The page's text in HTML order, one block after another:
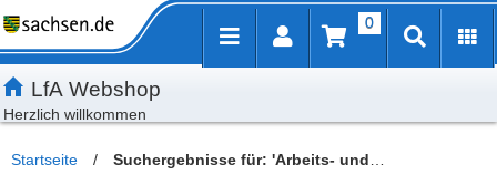
Inhalt
Kundenmenü
Artikelsuche
Servicemenü 0
LfA Webshop
Herzlich willkommen
Startseite /
Suchergebnisse für: 'Arbeits- und